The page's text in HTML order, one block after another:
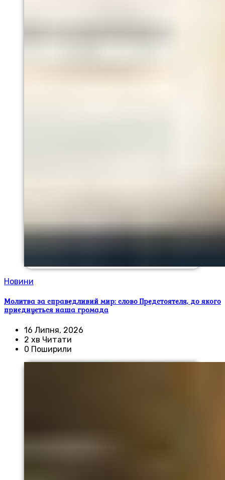
Новини
Молитва за справедливий мир: слово Предстоятеля, до якого
приєднується наша громада
16 Липня, 2026
2 хв Читати
0 Поширили